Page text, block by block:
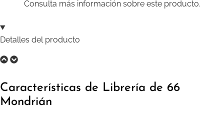
Consulta más información sobre este producto.
Detalles del producto
Características de Librería de 66
Mondrián